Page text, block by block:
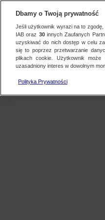
Dbamy o Twoją prywatność
Jeśli użytkownik wyrazi na to zgodę,
IAB oraz 30innych Zaufanych
uzyskiwać do nich dostęp w celu
się to poprzez przetwarzanie
plikach cookie. Użytkownik
uzasadniony interes w dowolnym
Polityka Prywatności